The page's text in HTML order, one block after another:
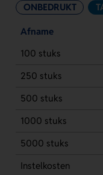
ONBEDRUKT
Afname
100 stuks
250 stuks
500 stuks
1000 stuks
5000 stuks
Instelkosten